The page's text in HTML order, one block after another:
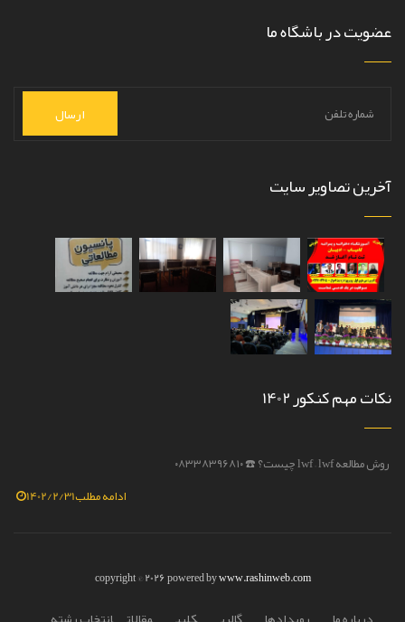
عضویت در باشگاه ما
ارسال
آخرین تصاویر سایت
نکات مهم کنکور 1402
روش مطالعه lwf – lwf چیست؟ ☎️ ۰۸۳۳۸۳۹۶۸۱۰
1402/2/31ادامه مطلب
copyright © 2026 powered bywww.rashinweb.com